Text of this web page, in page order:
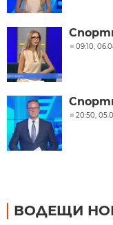
09:10,
20:50,
ВОДЕЩИ